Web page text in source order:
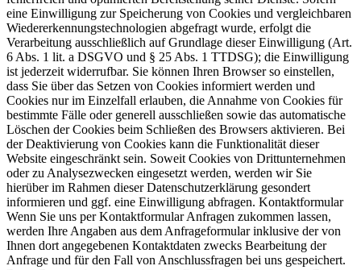
eine Einwilligung zur Speicherung von Cookies und vergleichbaren
Wiedererkennungstechnologien abgefragt wurde, erfolgt die
Verarbeitung ausschließlich auf Grundlage dieser Einwilligung (Art.
6 Abs. 1 lit. a DSGVO und § 25 Abs. 1 TTDSG); die Einwilligung
ist jederzeit widerrufbar. Sie können Ihren Browser so einstellen,
dass Sie über das Setzen von Cookies informiert werden und
Cookies nur im Einzelfall erlauben, die Annahme von Cookies für
bestimmte Fälle oder generell ausschließen sowie das automatische
Löschen der Cookies beim Schließen des Browsers aktivieren. Bei
der Deaktivierung von Cookies kann die Funktionalität dieser
Website eingeschränkt sein. Soweit Cookies von Drittunternehmen
oder zu Analysezwecken eingesetzt werden, werden wir Sie
hierüber im Rahmen dieser Datenschutzerklärung gesondert
informieren und ggf. eine Einwilligung abfragen. Kontaktformular
Wenn Sie uns per Kontaktformular Anfragen zukommen lassen,
werden Ihre Angaben aus dem Anfrageformular inklusive der von
Ihnen dort angegebenen Kontaktdaten zwecks Bearbeitung der
Anfrage und für den Fall von Anschlussfragen bei uns gespeichert.